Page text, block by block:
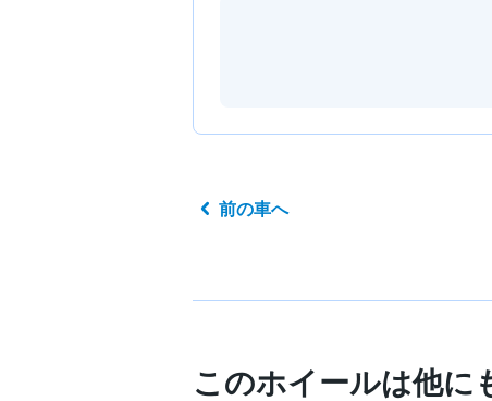
前の車へ
このホイールは他に